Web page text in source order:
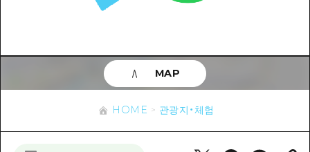
음식/술
쇼핑
스포츠
나이트 라이프
빈고(備後)
빈고(備後)
비북(備北)
게이호쿠(芸北)
유용한 정보
목록
접근
HOME 관광지・체험
MAP